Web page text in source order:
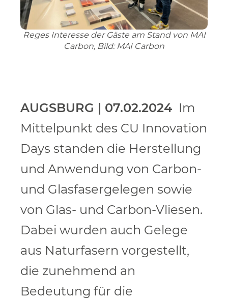
Reges Interesse der Gäste am Stand von MAI
Carbon, Bild: MAI Carbon
AUGSBURG | 07.02.2024 Im
Mittelpunkt des CU Innovation
Days standen die Herstellung
und Anwendung von Carbon-
und Glasfasergelegen sowie
von Glas- und Carbon-Vliesen.
Dabei wurden auch Gelege
aus Naturfasern vorgestellt,
die zunehmend an
Bedeutung für die